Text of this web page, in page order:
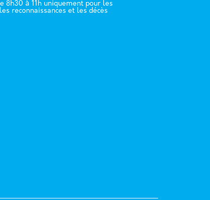
8h30 à 11h uniquement pour les
reconnaissances et les décès